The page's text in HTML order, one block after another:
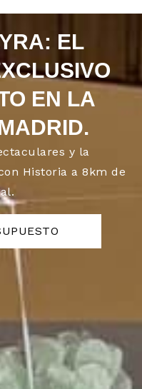
EL
EN LA
y la
Historia a 8km de